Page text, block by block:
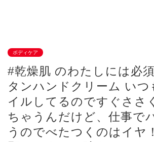
ボディケア
#乾燥肌 のわたしには必
タンハンドクリーム いつ
イルしてるのですぐささ
ちゃうんだけど、仕事で
うのでべたつくのはイヤ